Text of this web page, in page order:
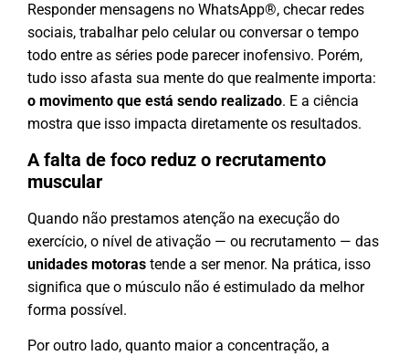
Responder mensagens no WhatsApp®, checar redes
sociais, trabalhar pelo celular ou conversar o tempo
todo entre as séries pode parecer inofensivo. Porém,
tudo isso afasta sua mente do que realmente importa:
o movimento que está sendo realizado. E a ciência
mostra que isso impacta diretamente os resultados.
A falta de foco reduz o recrutamento
muscular
Quando não prestamos atenção na execução do
exercício, o nível de ativação — ou recrutamento — das
unidades motoras tende a ser menor. Na prática, isso
significa que o músculo não é estimulado da melhor
forma possível.
Por outro lado, quanto maior a concentração, a